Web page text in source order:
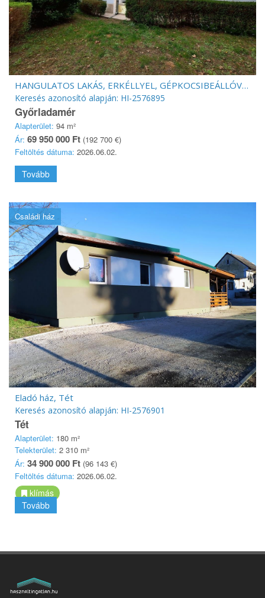
HANGULATOS LAKÁS, ERKÉLLYEL, GÉPKOCSIBEÁLLÓVAL
Keresés azonosító alapján: HI-2576895
Győrladamér
Alapterület: 94 m²
Ár: 69 950 000 Ft (192 700 €)
Feltöltés dátuma: 2026.06.02.
Tovább
Családi ház
Eladó ház, Tét
Keresés azonosító alapján: HI-2576901
Tét
Alapterület: 180 m²
Telekterület: 2 310 m²
Ár: 34 900 000 Ft (96 143 €)
Feltöltés dátuma: 2026.06.02.
klímás
Tovább